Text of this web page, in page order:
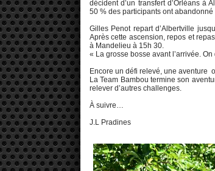
décident d’un transfert d’Orléans à
50 % des participants ont abandonné
Gilles Penot repart d’Albertville
Après cette ascension, repos et
à Mandelieu à 15h 30.
« La grosse bosse avant l’arrivée.
Encore un défi relevé, une aventure
La Team Bambou termine son
relever d’autres challenges.
À suivre…
J.L Pradines